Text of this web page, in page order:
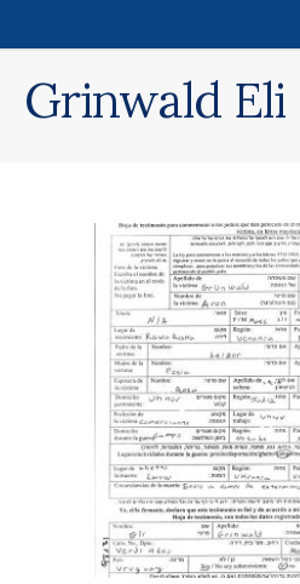
Grinwald Eli